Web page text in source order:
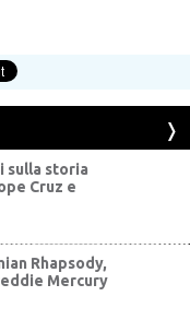
sulla storia
Cruz e
Rhapsody,
Mercury